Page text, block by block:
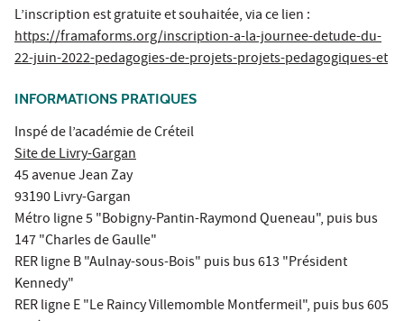
L’inscription est gratuite et souhaitée, via ce lien :
https://framaforms.org/inscription-a-la-journee-detude-du-
22-juin-2022-pedagogies-de-projets-projets-pedagogiques-et
INFORMATIONS PRATIQUES
Inspé de l’académie de Créteil
Site de Livry-Gargan
45 avenue Jean Zay
93190 Livry-Gargan
Métro ligne 5 "Bobigny-Pantin-Raymond Queneau", puis bus
147 "Charles de Gaulle"
RER ligne B "Aulnay-sous-Bois" puis bus 613 "Président
Kennedy"
RER ligne E "Le Raincy Villemomble Montfermeil", puis bus 605